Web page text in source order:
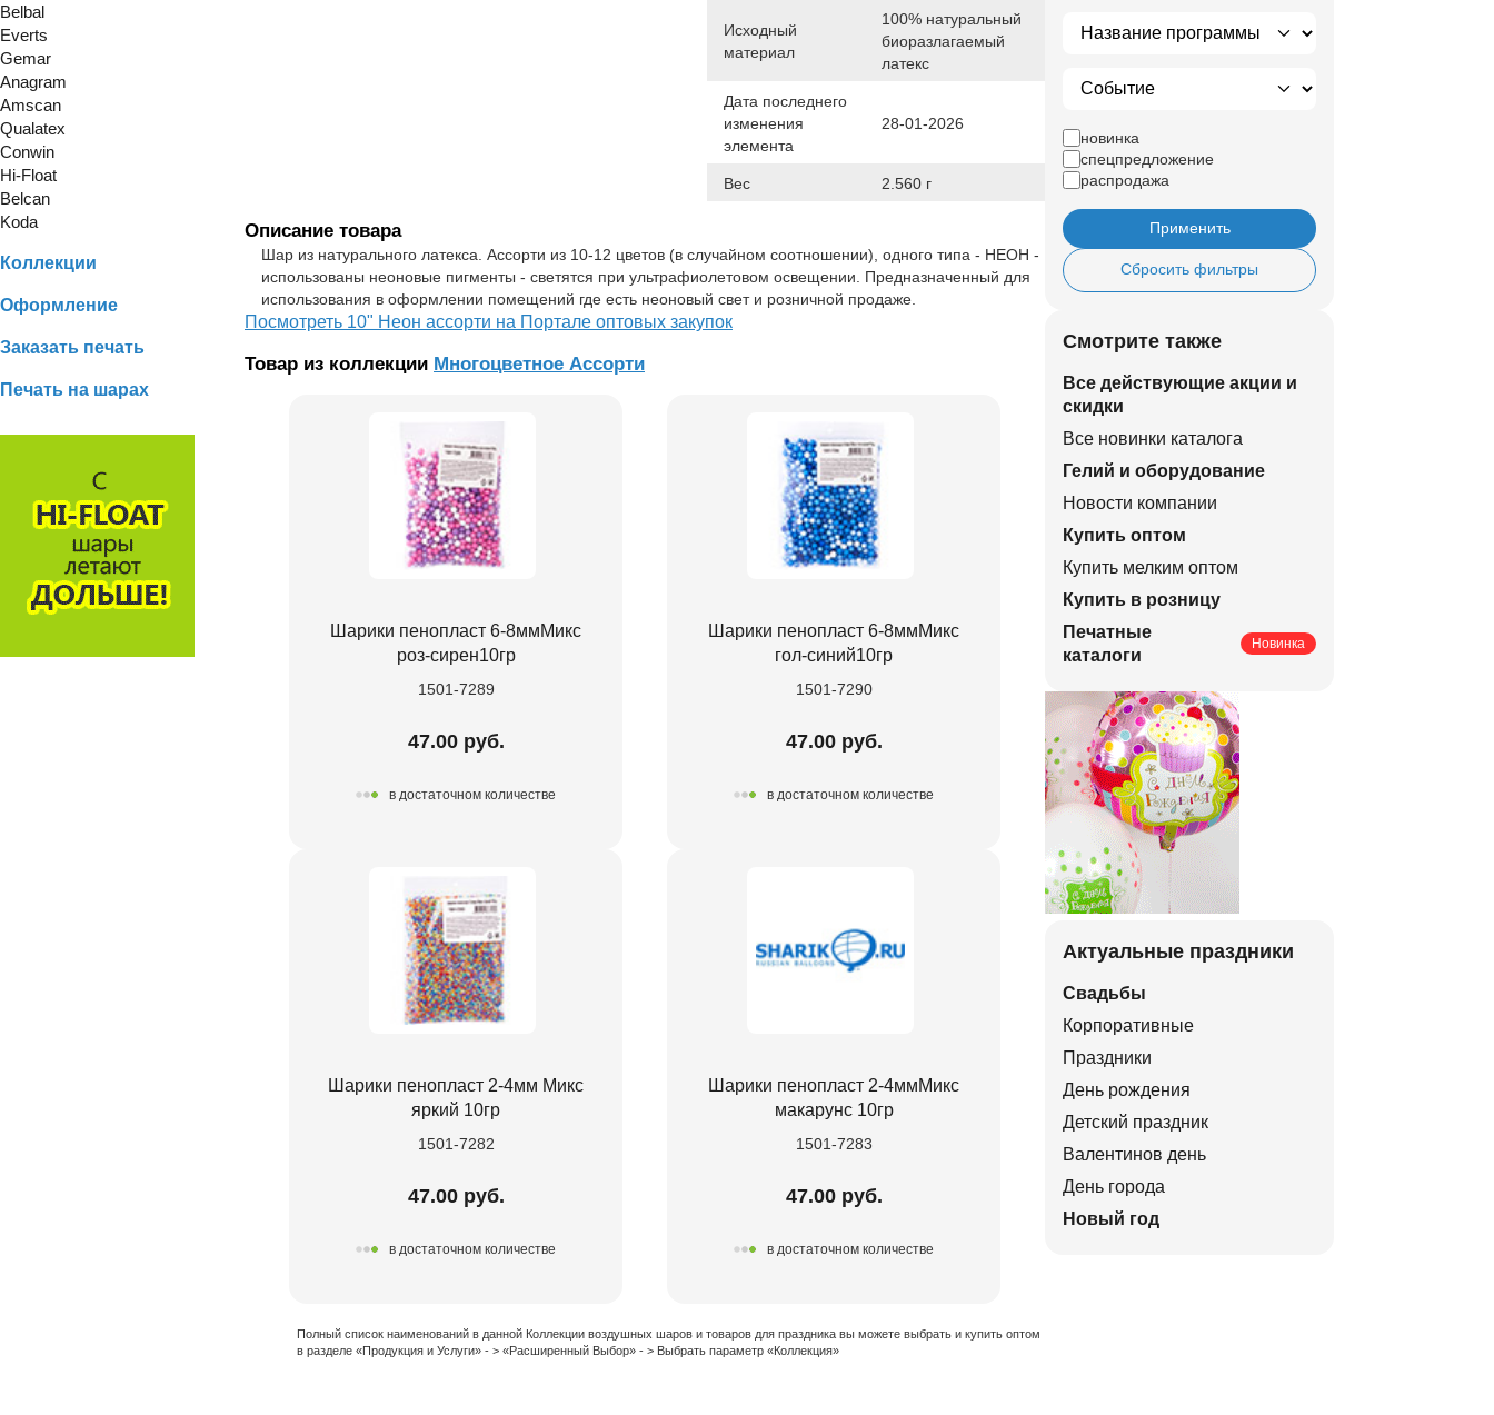
Belbal
Everts
Gemar
Anagram
Amscan
Qualatex
Conwin
Hi-Float
Belcan
Koda
Коллекции
Оформление
Заказать печать
Печать на шарах
Исходный
материал
100% натуральный
биоразлагаемый
латекс
Дата последнего
изменения
элемента
28-01-2026
Вес 2.560 г
Описание товара
Шар из натурального латекса. Ассорти из 10-12 цветов (в случайном соотношении), одного типа - НЕОН -
использованы неоновые пигменты - светятся при ультрафиолетовом освещении. Предназначенный для
использования в оформлении помещений где есть неоновый свет и розничной продаже.
Посмотреть 10" Неон ассорти на Портале оптовых закупок
Товар из коллекции Многоцветное Ассорти
Шарики пенопласт 6-8ммМикс
роз-сирен10гр
1501-7289
47.00 руб.
в достаточном количестве
Шарики пенопласт 6-8ммМикс
гол-синий10гр
1501-7290
47.00 руб.
в достаточном количестве
Шарики пенопласт 2-4мм Микс
яркий 10гр
1501-7282
47.00 руб.
в достаточном количестве
Шарики пенопласт 2-4ммМикс
макарунс 10гр
1501-7283
47.00 руб.
в достаточном количестве
Полный список наименований в данной Коллекции воздушных шаров и товаров для праздника вы можете выбрать и купить оптом
в разделе «Продукция и Услуги» - > «Расширенный Выбор» - > Выбрать параметр «Коллекция»
новинка
спецпредложение
распродажа
Применить
Сбросить фильтры
Смотрите также
Все действующие акции и
скидки
Все новинки каталога
Гелий и оборудование
Новости компании
Купить оптом
Купить мелким оптом
Купить в розницу
Печатные
каталоги
Новинка
Актуальные праздники
Свадьбы
Корпоративные
Праздники
День рождения
Детский праздник
Валентинов день
День города
Новый год